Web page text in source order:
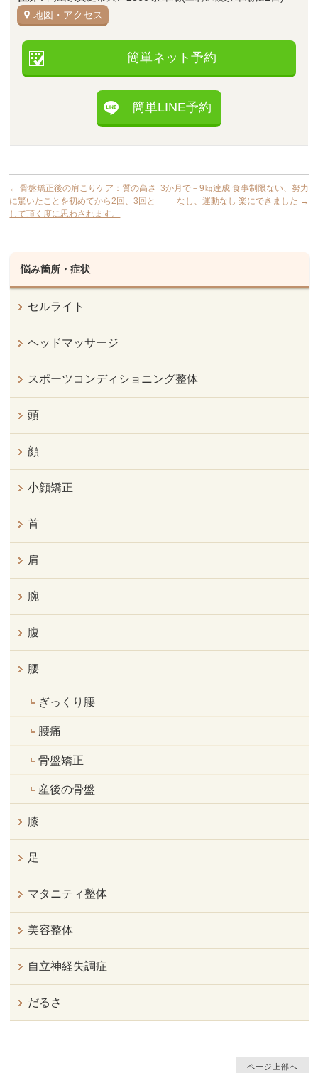
地図・アクセス
簡単ネット予約
簡単LINE予約
← 骨盤矯正後の肩こりケア：質の高さ
に驚いたことを初めてから2回、3回と
して頂く度に思わされます。
3か月で－9㎏達成 食事制限ない、努力
なし、運動なし 楽にできました →
悩み箇所・症状
セルライト
ヘッドマッサージ
スポーツコンディショニング整体
頭
顔
小顔矯正
首
肩
腕
腹
腰
ぎっくり腰
腰痛
骨盤矯正
産後の骨盤
膝
足
マタニティ整体
美容整体
自立神経失調症
だるさ
ページ上部へ